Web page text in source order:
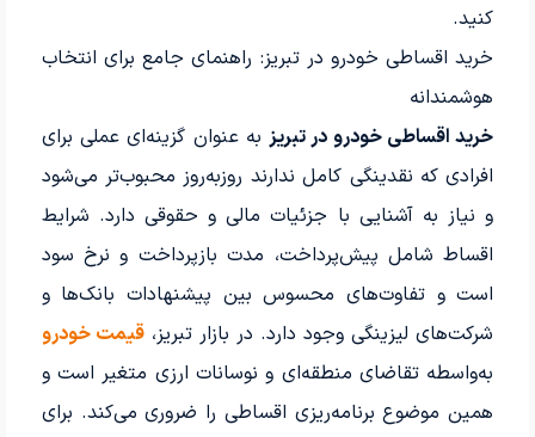
کنید.
خرید اقساطی خودرو در تبریز: راهنمای جامع برای انتخاب
هوشمندانه
خرید اقساطی خودرو در تبریزبه عنوان گزینه‌ای عملی برای
افرادی که نقدینگی کامل ندارند روزبه‌روز محبوب‌تر می‌شود
و نیاز به آشنایی با جزئیات مالی و حقوقی دارد. شرایط
اقساط شامل پیش‌پرداخت، مدت بازپرداخت و نرخ سود
است و تفاوت‌های محسوس بین پیشنهادات بانک‌ها و
شرکت‌های لیزینگی وجود دارد. در بازار تبریز،قیمت خودرو
به‌واسطه تقاضای منطقه‌ای و نوسانات ارزی متغیر است و
همین موضوع برنامه‌ریزی اقساطی را ضروری می‌کند. برای